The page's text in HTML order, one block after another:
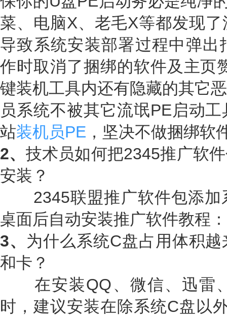
菜、电脑X、老毛X等都发现
导致系统安装部署过程中弹
作时取消了捆绑的软件及主页
键装机工具内还有隐藏的其它
员系统不被其它流氓PE启动
站装机员PE ，坚决不做捆绑软
2、 技术员如何把2345推广软
安装？
2345联盟推广软件包添加
桌面后自动安装推广软件教程：
3、 为什么系统C盘占用体积
和卡？
在安装QQ、微信、迅雷
时，建议安装在除系统C盘以